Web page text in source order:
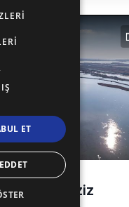
Aziz
ET